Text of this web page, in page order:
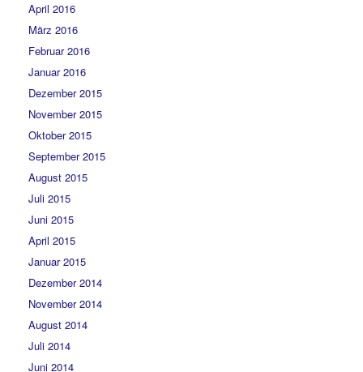
April 2016
März 2016
Februar 2016
Januar 2016
Dezember 2015
November 2015
Oktober 2015
September 2015
August 2015
Juli 2015
Juni 2015
April 2015
Januar 2015
Dezember 2014
November 2014
August 2014
Juli 2014
Juni 2014